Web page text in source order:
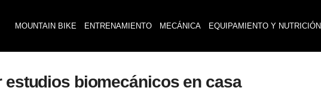
MOUNTAIN BIKE ENTRENAMIENTO MECÁNICA EQUIPAMIENTO Y NUTRICIÓN
estudios biomecánicos en casa